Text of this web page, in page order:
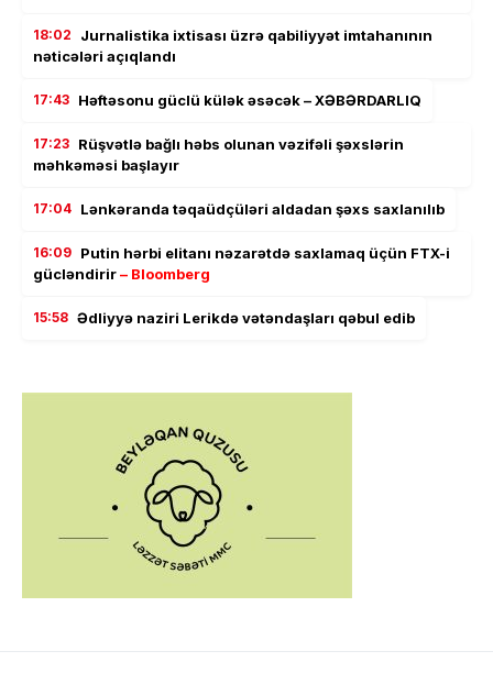
18:02
Jurnalistika ixtisası üzrə qabiliyyət imtahanının
nəticələri açıqlandı
17:43 Həftəsonu güclü külək əsəcək – XƏBƏRDARLIQ
17:23 Rüşvətlə bağlı həbs olunan vəzifəli şəxslərin
məhkəməsi başlayır
17:04 Lənkəranda təqaüdçüləri aldadan şəxs saxlanılıb
16:09 Putin hərbi elitanı nəzarətdə saxlamaq üçün FTX-i
gücləndirir– Bloomberg
15:58 Ədliyyə naziri Lerikdə vətəndaşları qəbul edib